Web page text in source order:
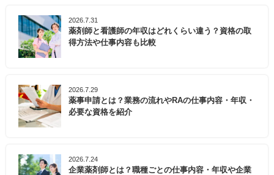
2026.7.31
薬剤師と看護師の年収はどれくらい違う？資格の取
得方法や仕事内容も比較
2026.7.29
薬事申請とは？業務の流れやRAの仕事内容・年収・
必要な資格を紹介
2026.7.24
企業薬剤師とは？職種ごとの仕事内容・年収や企業